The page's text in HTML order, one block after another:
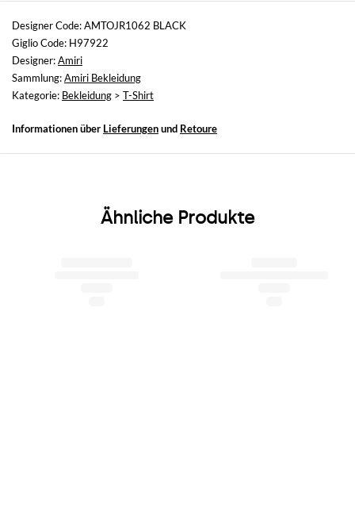
nicht verfügbar
Größe und Passform
Normale Passform
Designer Code: AMTOJR1062 BLACK
Giglio Code: H97922
Designer:Amiri
Sammlung:Amiri Bekleidung
Kategorie: Bekleidung > T-Shirt
Informationen über Lieferungenund Retoure
Ähnliche Produkte